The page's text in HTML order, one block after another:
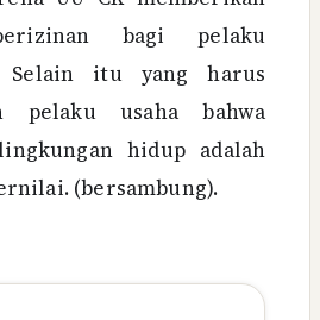
bagi pelaku
Selain itu yang harus
pelaku usaha bahwa
hidup adalah
(bersambung).